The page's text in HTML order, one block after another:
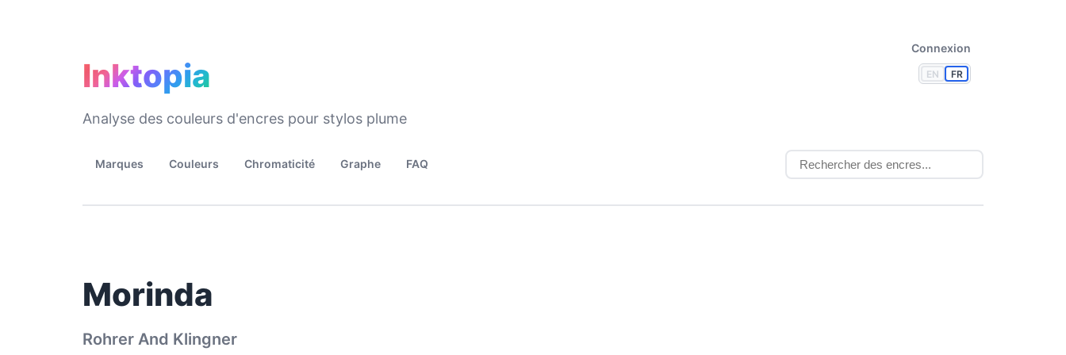
EN FR
Connexion
Inktopia
Analyse des couleurs d'encres pour stylos plume
Marques Couleurs Chromaticité Graphe FAQ
Morinda
Rohrer And Klingner